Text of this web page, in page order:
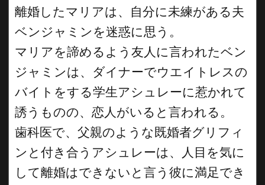
離婚したマリアは、自分に未練がある夫
ベンジャミンを迷惑に思う。
マリアを諦めるよう友人に言われたベン
ジャミンは、ダイナーでウエイトレスの
バイトをする学生アシュレーに惹かれて
誘うものの、恋人がいると言われる。
歯科医で、父親のような既婚者グリフィ
ンと付き合うアシュレーは、人目を気に
して離婚はできないと言う彼に満足でき